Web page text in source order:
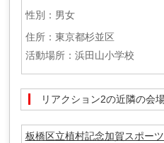
性別：男女
住所：東京都杉並区
活動場所：浜田山小学校
リアクション2の近隣の会
板橋区立植村記念加賀スポー